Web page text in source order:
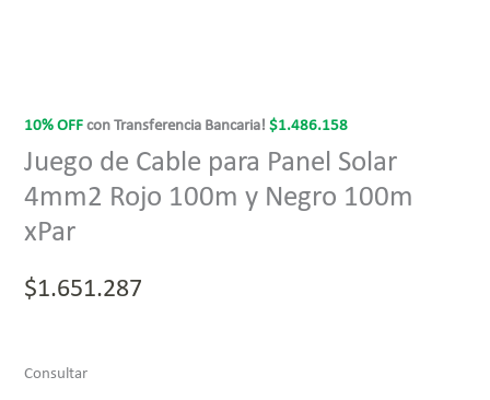
10% OFF con Transferencia Bancaria!$1.486.158
Juego de Cable para Panel Solar
4mm2 Rojo 100m y Negro 100m
xPar
$1.651.287
Consultar